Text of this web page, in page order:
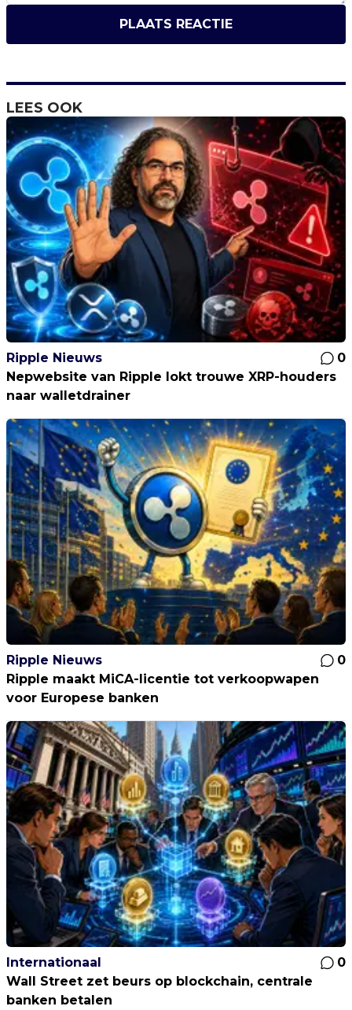
PLAATS REACTIE
LEES OOK
Ripple Nieuws
0
Nepwebsite van Ripple lokt trouwe XRP-houders
naar walletdrainer
Ripple Nieuws
0
Ripple maakt MiCA-licentie tot verkoopwapen
voor Europese banken
Internationaal
0
Wall Street zet beurs op blockchain, centrale
banken betalen